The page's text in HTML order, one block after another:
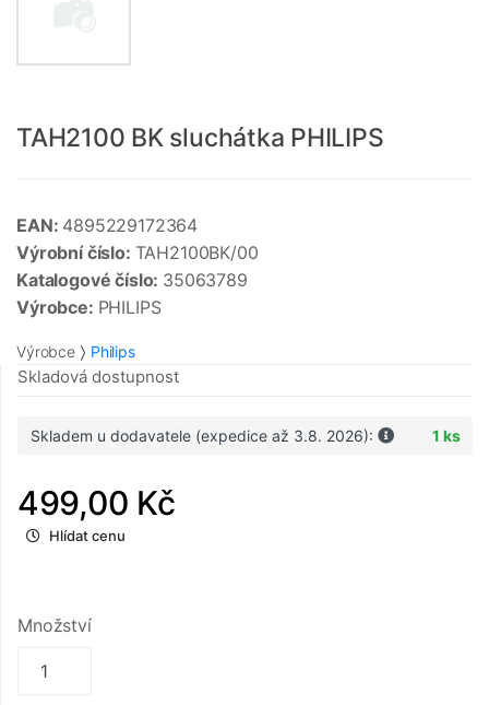
TAH2100 BK sluchátka PHILIPS
EAN: 4895229172364
Výrobní číslo: TAH2100BK/00
Katalogové číslo: 35063789
Výrobce: PHILIPS
Výrobce Philips
Skladová dostupnost
Skladem u dodavatele (expedice až 3.8. 2026): 1 ks
499,00 Kč
Hlídat cenu
Množství